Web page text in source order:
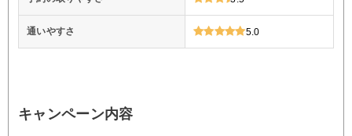
通いやすさ 5.0
キャンペーン内容